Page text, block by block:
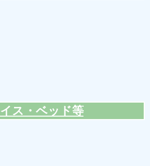
イス・ベッド等